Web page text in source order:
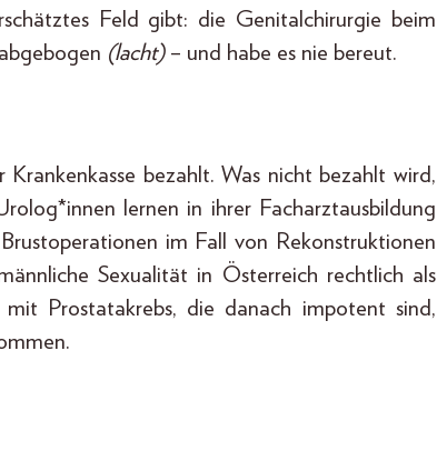
Feld gibt: die Genitalchirurgie beim
(lacht)– und habe es nie bereut.
bezahlt. Was nicht bezahlt wird,
lernen in ihrer Facharztausbildung
im Fall von Rekonstruktionen
Sexualität in Österreich rechtlich als
Prostatakrebs, die danach impotent sind,